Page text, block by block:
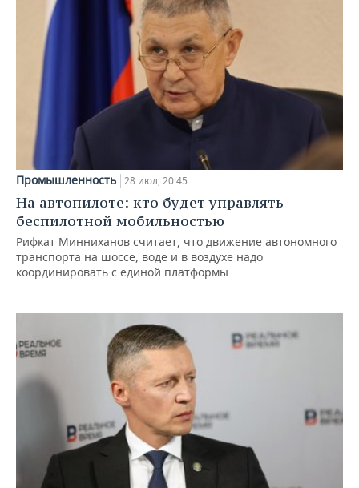
Промышленность 28 июл, 20:45
На автопилоте: кто будет управлять
беспилотной мобильностью
Рифкат Минниханов считает, что движение автономного
транспорта на шоссе, воде и в воздухе надо
координировать с единой платформы